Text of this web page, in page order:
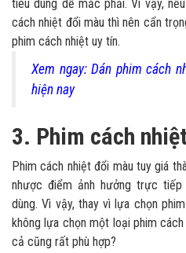
tiêu dùng dễ mắc phải. Vì vậy,
cách nhiệt đổi màu thì nên cẩn
phim cách nhiệt uy tín.
Xem ngay: Dán phim cách
hiện nay
3. Phim cách
Phim cách nhiệt đổi màu tuy giá
nhược điểm ảnh hưởng trực
dùng. Vì vậy, thay vì lựa chọn
không lựa chọn một loại phim
cả cũng rất phù hợp?